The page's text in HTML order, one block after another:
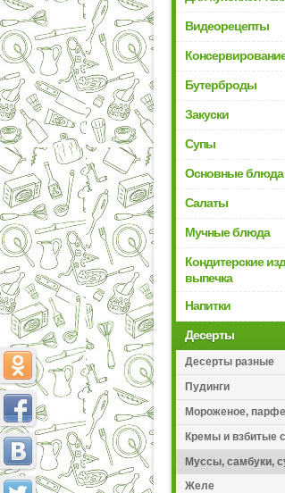
Видеорецепты
Бутерброды
Закуски
Супы
Основные блюда
Салаты
Мучные блюда
Кондитерские
выпечка
Напитки
Десерты
Десерты разные
Пудинги
Мороженое, парфе
Кремы и взбитые
Муссы, самбуки,
Желе